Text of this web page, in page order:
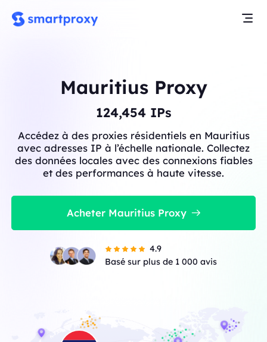
Mauritius Proxy
124,454IPs
Accédez à des proxies résidentiels en Mauritius
avec adresses IP à l’échelle nationale. Collectez
des données locales avec des connexions fiables
et des performances à haute vitesse.
Acheter Mauritius Proxy
4.9
Basé sur plus de 1 000 avis